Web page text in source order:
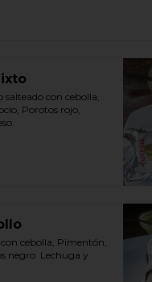
salteado con cebolla,
Porotos rojo,
cebolla, Pimentón,
negro  Lechuga y